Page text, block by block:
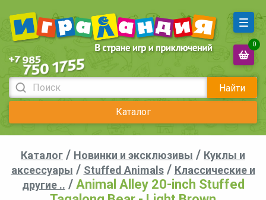
Найти
Каталог
0
Каталог / Новинки и эксклюзивы / Куклы и
аксессуары / Stuffed Animals/ Классические и
другие .. / Animal Alley 20-inch Stuffed